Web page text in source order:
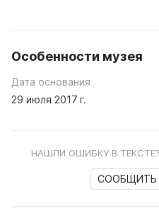
Особенности музея
Дата основания
29 июля 2017 г.
НАШЛИ ОШИБКУ В
СООБЩИТЬ